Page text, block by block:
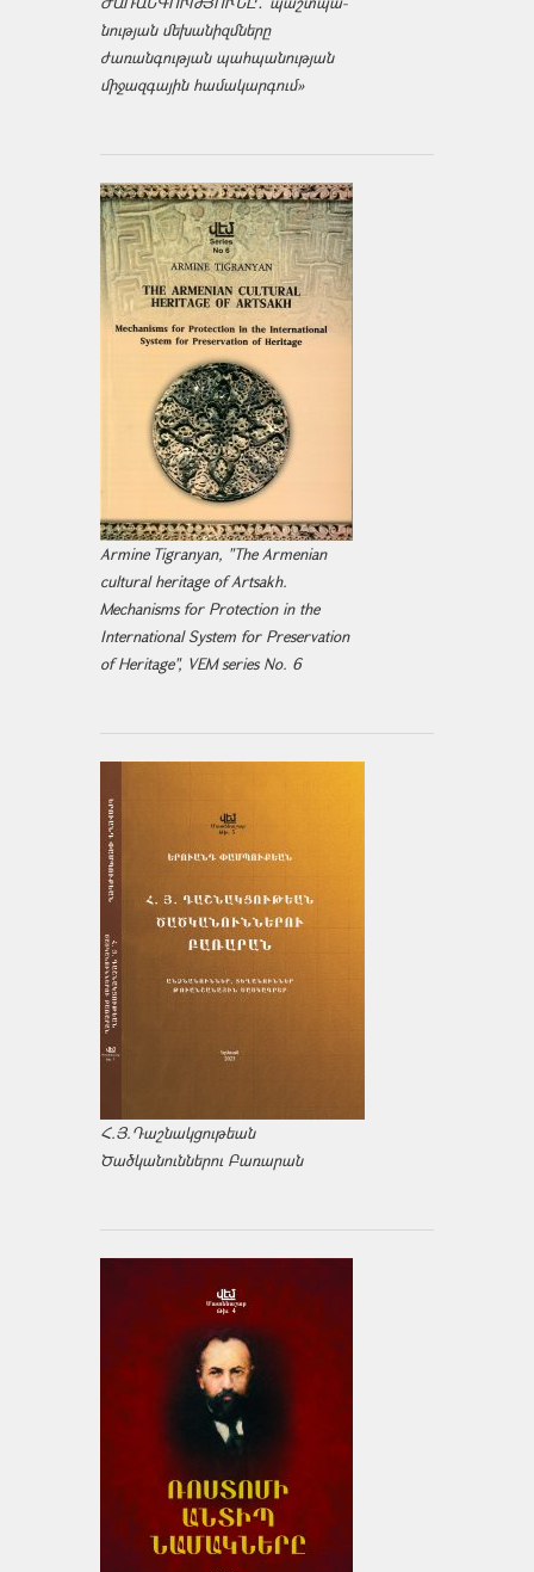
նության մեխանիզմները
ժառանգության պահպանության
միջազ­գային համակարգում»
Armine Tigranyan, "The Armenian
cultural heritage of Artsakh.
Mechanisms for Protection in the
International System for Preservation
of Heritage", VEM series No. 6
Հ.Յ.Դաշնակցութեան
Ծածկանուններու Բառարան